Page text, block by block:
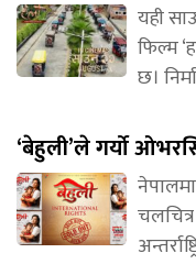
यही
फिल्म
छ।
‘बेहुली’ले गर्यो